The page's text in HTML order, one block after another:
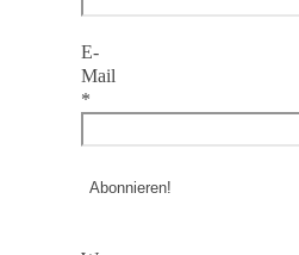
E-
Mail
*